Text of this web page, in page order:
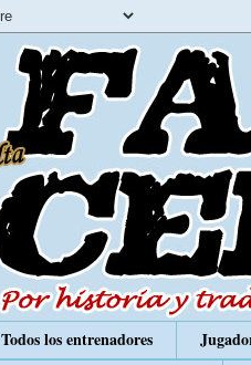
Todos los entrenadores